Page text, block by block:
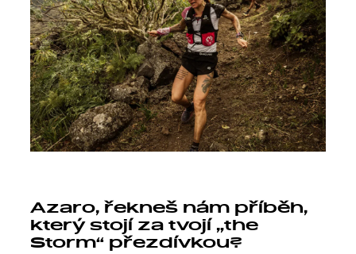
Azaro, řekneš nám příběh,
který stojí za tvojí „the
Storm“ přezdívkou?